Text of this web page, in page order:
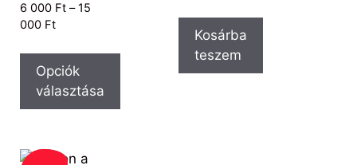
6 000 Ft – 15
000 Ft
Opciók
választása
Kosárba
teszem